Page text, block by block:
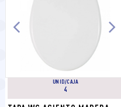
UNID/CAJA
4